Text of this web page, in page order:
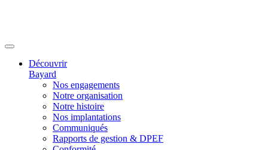
Découvrir
Bayard
Nos engagements
Notre organisation
Notre histoire
Nos implantations
Communiqués
Rapports de gestion & DPEF